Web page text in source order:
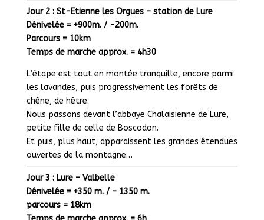
Jour 2 : St-Etienne les Orgues – station de Lure
Dénivelée = +900m. / -200m.
Parcours = 10km
Temps de marche approx. = 4h30
L’étape est tout en montée tranquille, encore parmi
les lavandes, puis progressivement les forêts de
chêne, de hêtre.
Nous passons devant l’abbaye Chalaisienne de Lure,
petite fille de celle de Boscodon.
Et puis, plus haut, apparaissent les grandes étendues
ouvertes de la montagne…
Jour 3 : Lure – Valbelle
Dénivelée = +350 m. / – 1350 m.
parcours = 18km